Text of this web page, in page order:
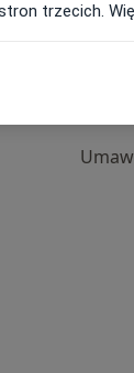
trzecich.